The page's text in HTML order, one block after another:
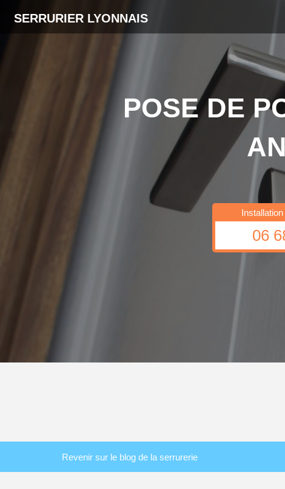
SERRURIER LYONNAIS
POSE DE
06
Revenir sur le blog de la serrurerie